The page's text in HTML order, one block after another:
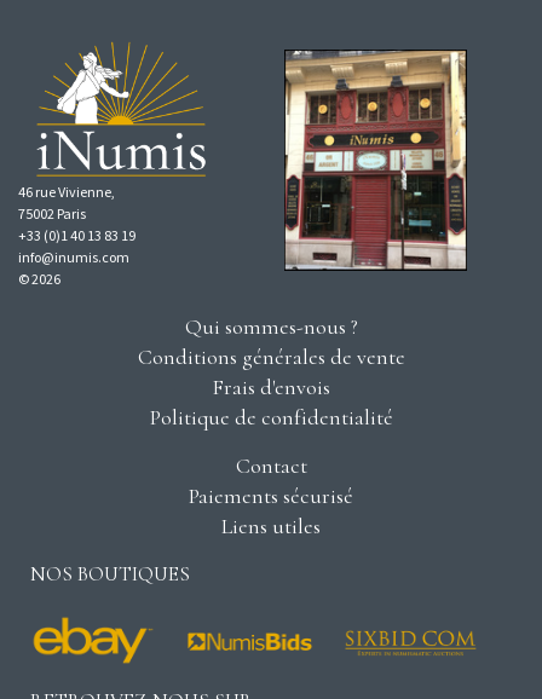
46 rue Vivienne,
75002 Paris
+33 (0)1 40 13 83 19
info@inumis.com
© 2026
Qui sommes-nous ?
Conditions générales de vente
Frais d'envois
Politique de confidentialité
Contact
Paiements sécurisé
Liens utiles
NOS BOUTIQUES